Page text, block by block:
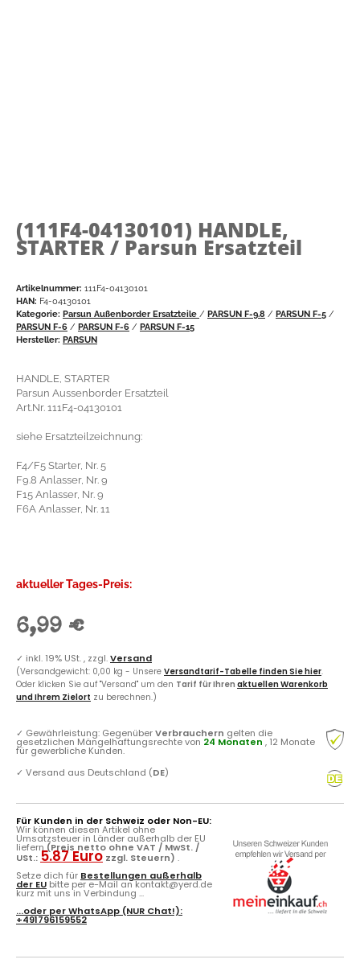
(111F4-04130101) HANDLE,
STARTER / Parsun Ersatzteil
Artikelnummer: 111F4-04130101
HAN: F4-04130101
Kategorie: Parsun Außenborder Ersatzteile / PARSUN F-9.8 / PARSUN F-5 /
PARSUN F-6 / PARSUN F-6 / PARSUN F-15
Hersteller: PARSUN
HANDLE, STARTER
Parsun Aussenborder Ersatzteil
Art.Nr. 111F4-04130101
siehe Ersatzteilzeichnung:
F4/F5 Starter, Nr. 5
F9.8 Anlasser, Nr. 9
F15 Anlasser, Nr. 9
F6A Anlasser, Nr. 11
aktueller Tages-Preis:
6,99 €
✓ inkl. 19% USt. , zzgl.Versand
(Versandgewicht: 0,00 kg - Unsere Versandtarif-Tabelle finden Sie hier.
Oder klicken Sie auf "Versand" um den Tarif für Ihren aktuellen Warenkorb
und Ihrem Zielort zu berechnen.)
✓ Gewährleistung: GegenüberVerbrauchern gelten die
gesetzlichen Mängelhaftungsrechte von 24 Monaten , 12 Monate
für gewerbliche Kunden.
✓ Versand aus Deutschland (DE)
Für Kunden in der Schweiz oder Non-EU:
Wir können diesen Artikel ohne
Umsatzsteuer in Länder außerhalb der EU
liefern (Preis netto ohne VAT / MwSt. /
USt.: 5.87 Euro zzgl. Steuern) .
Setze dich für Bestellungen außerhalb
der EU bitte per e-Mail an kontakt@yerd.de
kurz mit uns in Verbindung ...
...oder perWhatsApp (NUR Chat!):
+491796159552